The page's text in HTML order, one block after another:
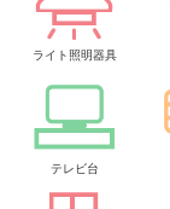
ライト照明器具
テレビ台